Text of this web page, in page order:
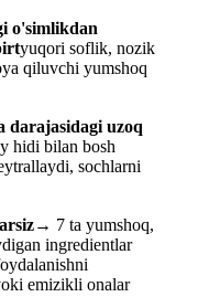
o'simlikdan
yuqori soflik, nozik
qiluvchi yumshoq
darajasidagi uzoq
hidi bilan bosh
sochlarni
→ 7 ta yumshoq,
ingredientlar
emizikli onalar